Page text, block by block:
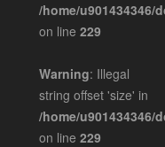
/home/
on line 229
Warning: Illegal
string offset 'size' in
/home/
on line 229